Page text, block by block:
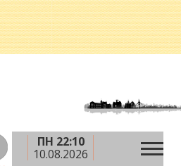
ПН 22:10
10.08.2026
Ліля Войцехівська